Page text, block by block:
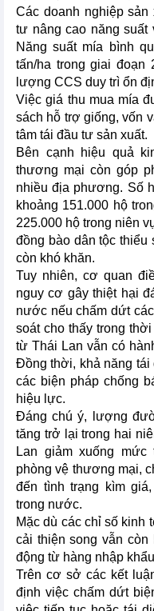
Các doanh nghiệp
tư nâng cao năng suất
Năng suất mía bình
tấn/ha trong giai đoạn
lượng CCS duy trì ổn
Việc giá thu mua mía
sách hỗ trợ giống, vốn
tâm tái đầu tư sản xuất.
Bên cạnh hiệu quả
thương mại còn góp
nhiều địa phương. Số
khoảng 151.000 hộ
225.000 hộ trong niên
đồng bào dân tộc thiểu
còn khó khăn.
Tuy nhiên, cơ quan
nguy cơ gây thiệt hại
nước nếu chấm dứt
soát cho thấy trong
từ Thái Lan vẫn có
Đồng thời, khả năng tái
các biện pháp chống
hiệu lực.
Đáng chú ý, lượng
tăng trở lại trong hai
Lan giảm xuống
phòng vệ thương mại,
đến tình trạng kìm
trong nước.
Mặc dù các chỉ số
cải thiện song vẫn
động từ hàng nhập
Trên cơ sở các kết
định việc chấm dứt